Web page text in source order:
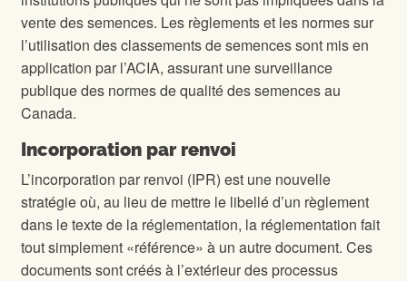
vente des semences. Les règlements et les normes sur
l’utilisation des classements de semences sont mis en
application par l’ACIA, assurant une surveillance
publique des normes de qualité des semences au
Canada.
Incorporation par renvoi
L’incorporation par renvoi (IPR) est une nouvelle
stratégie où, au lieu de mettre le libellé d’un règlement
dans le texte de la réglementation, la réglementation fait
tout simplement «référence» à un autre document. Ces
documents sont créés à l’extérieur des processus